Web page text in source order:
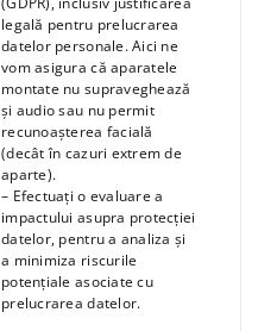
legală pentru prelucrarea
datelor personale. Aici ne
vom asigura că aparatele
montate nu supraveghează
și audio sau nu permit
recunoașterea facială
(decât în cazuri extrem de
aparte).
– Efectuați o evaluare a
impactului asupra protecției
datelor, pentru a analiza și
a minimiza riscurile
potențiale asociate cu
prelucrarea datelor.